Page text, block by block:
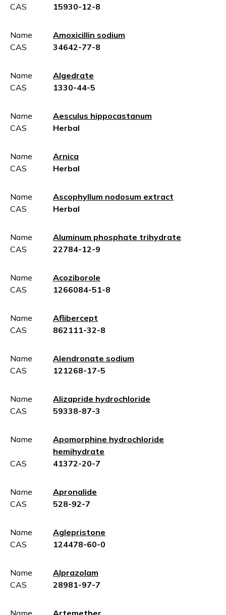
CAS
15930-12-8
Name
Amoxicillin sodium
CAS
34642-77-8
Name
Algedrate
CAS
1330-44-5
Name
Aesculus hippocastanum
CAS
Herbal
Name
Arnica
CAS
Herbal
Name
Ascophyllum nodosum extract
CAS
Herbal
Name
Aluminum phosphate trihydrate
CAS
22784-12-9
Name
Acoziborole
CAS
1266084-51-8
Name
Aflibercept
CAS
862111-32-8
Name
Alendronate sodium
CAS
121268-17-5
Name
Alizapride hydrochloride
CAS
59338-87-3
Name
Apomorphine hydrochloride
hemihydrate
CAS
41372-20-7
Name
Apronalide
CAS
528-92-7
Name
Aglepristone
CAS
124478-60-0
Name
Alprazolam
CAS
28981-97-7
Name Artemether